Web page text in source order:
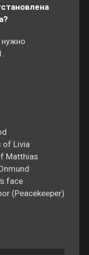
нужно
of Livia
Matthias
face
(Peacekeeper)